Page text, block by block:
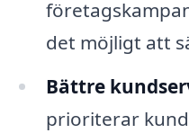
det möjligt att
Bättre
prioriterar